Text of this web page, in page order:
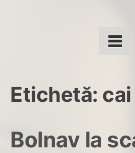
Etichetă: cai
Bolnav la